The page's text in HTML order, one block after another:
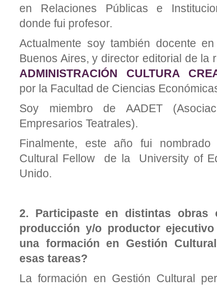
en Relaciones Públicas e
donde fui profesor.
Actualmente soy también docente
Buenos Aires, y director editorial de la
ADMINISTRACIÓN CULTURA
por la Facultad de Ciencias
Soy miembro de AADET
Empresarios Teatrales).
Finalmente, este año fui nombrado
Cultural Fellow de la University of
Unido.
2.
Participaste en distintas obras
producción y/o productor
una formación en Gestión
esas tareas?
La formación en Gestión Cultural